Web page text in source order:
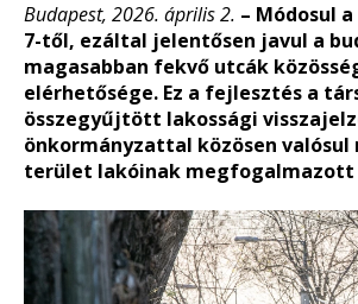
Budapest, 2026. április 2. – Módosul
7-től, ezáltal jelentősen javul a
magasabban fekvő utcák
elérhetősége. Ez a fejlesztés a
összegyűjtött lakossági
önkormányzattal közösen
terület lakóinak megfogalmazott